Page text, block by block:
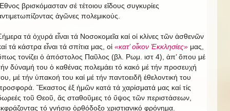
βρισκόμασταν σέ τέτοιου εἴδους συγκυρίες
ἀγῶνες πολεμικούς.
τά ὀχυρά εἶναι τά Νοσοκομεῖα καί οἱ κλίνες τῶν ἀσθενῶν
τά κάστρα εἶναι τά σπίτια μας, οἱ «κατ’ οἶκον Ἐκκλησίες» μας,
τονίζει ὁ ἀπόστολος Παῦλος (βλ. Ρωμ. ιστ 4), ἀπ’ ὅπου μέ
δύναμή του ὁ καθένας πολεμάει τό κακό μέ τήν προσευχή
μέ τήν ὑπακοή του καί μέ τήν παντοειδῆ ἐθελοντική του
Ἕκαστος ἐξ ἡμῶν κατά τά χαρίσματά μας καί τίς
τοῦ Θεοῦ, ἄς σταθοῦμες τό ὕψος τῶν περιστάσεων,
τό γνήσιο ὀρθόδοξο χριστιανικό φρόνημα.